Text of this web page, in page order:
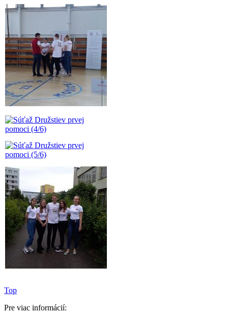
Top
Pre viac informácií: